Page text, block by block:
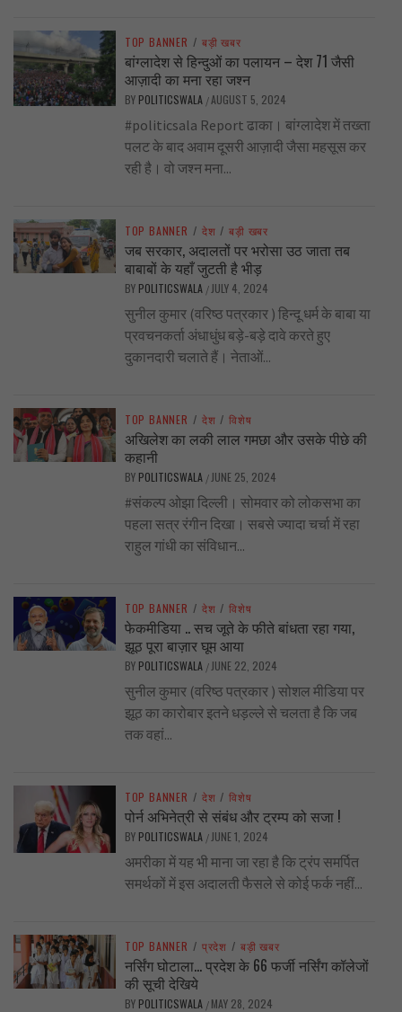
TOP BANNER / बड़ी खबर
बांग्लादेश से हिन्दुओं का पलायन – देश 71 जैसी
आज़ादी का मना रहा जश्न
BY POLITICSWALA /AUGUST 5, 2024
#politicsala Report ढाका। बांग्लादेश में तख्ता
पलट के बाद अवाम दूसरी आज़ादी जैसा महसूस कर
रही है। वो जश्न मना...
TOP BANNER / देश / बड़ी खबर
जब सरकार, अदालतों पर भरोसा उठ जाता तब
बाबाबों के यहाँ जुटती है भीड़
BY POLITICSWALA / JULY 4, 2024
सुनील कुमार (वरिष्ठ पत्रकार ) हिन्दू धर्म के बाबा या
प्रवचनकर्ता अंधाधुंध बड़े-बड़े दावे करते हुए
दुकानदारी चलाते हैं। नेताओं...
TOP BANNER / देश / विशेष
अखिलेश का लकी लाल गमछा और उसके पीछे की
कहानी
BY POLITICSWALA / JUNE 25, 2024
#संकल्प ओझा दिल्ली। सोमवार को लोकसभा का
पहला सत्र रंगीन दिखा। सबसे ज्यादा चर्चा में रहा
राहुल गांधी का संविधान...
TOP BANNER / देश / विशेष
फेकमीडिया .. सच जूते के फीते बांधता रहा गया,
झूठ पूरा बाज़ार घूम आया
BY POLITICSWALA / JUNE 22, 2024
सुनील कुमार (वरिष्ठ पत्रकार ) सोशल मीडिया पर
झूठ का कारोबार इतने धड़ल्ले से चलता है कि जब
तक वहां...
TOP BANNER / देश / विशेष
पोर्न अभिनेत्री से संबंध और ट्रम्प को सजा !
BY POLITICSWALA / JUNE 1, 2024
अमरीका में यह भी माना जा रहा है कि ट्रंप समर्पित
समर्थकों में इस अदालती फैसले से कोई फर्क नहीं...
TOP BANNER / प्रदेश / बड़ी खबर
नर्सिंग घोटाला… प्रदेश के 66 फर्जी नर्सिंग कॉलेजों
की सूची देखिये
BY POLITICSWALA / MAY 28, 2024